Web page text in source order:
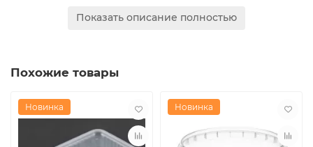
Комплектация: дно + крышка
Цвет: прозрачный или полупрозрачный (уточняется по
Температурный режим: подходит для холодильников и
микроволновых печей (уточнять по конкретной
Показать описание полностью
Похожие товары
Новинка Новинка